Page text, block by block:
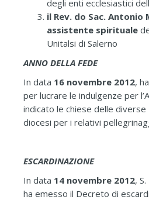
degli enti ecclesiastici
il Rev. do Sac. Antonio
assistente spirituale
Unitalsi di Salerno
ANNO DELLA FEDE
In data 16 novembre 2012,
per lucrare le indulgenze per
indicato le chiese delle
diocesi per i relativi
ESCARDINAZIONE
In data 14 novembre 2012,
ha emesso il Decreto di